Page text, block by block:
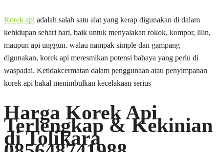
Korek api adalah salah satu alat yang kerap digunakan di dalam
kehidupan sehari hari, baik untuk menyalakan rokok, kompor, lilin,
maupun api unggun. walau nampak simple dan gampang
digunakan, korek api meresmikan potensi bahaya yang perlu di
waspadai. Ketidakcermatan dalam penggunaan atau penyimpanan
korek api bakal menimbulkan kecelakaan serius
Harga Korek Api
Terlengkap & Kekinian
di Tolikara